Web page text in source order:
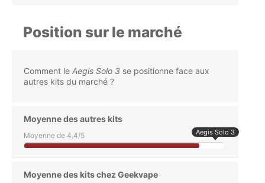
Position sur le marché
Comment le Aegis Solo 3 se positionne face aux
autres kits du marché ?
Moyenne des autres kits
Moyenne de 4.4/5 Aegis Solo 3
Moyenne des kits chez Geekvape